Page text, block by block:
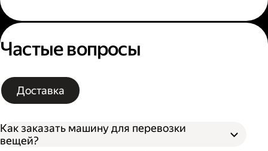
Частые вопросы
Доставка
Как заказать машину для перевозки
вещей?